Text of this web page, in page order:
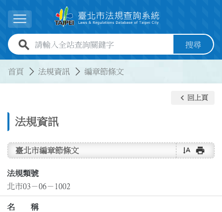
展開選單
全站查詢關鍵字欄位 搜尋
首頁 法規資訊 編章節條文
法規資訊
keyboard_arrow_left 回上頁
臺北市編章節條文 text_rotate_vertical print
法規類號
北市03－06－1002
名 稱